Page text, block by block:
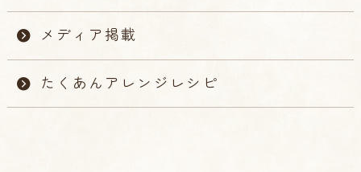
メディア掲載
たくあんアレンジレシピ